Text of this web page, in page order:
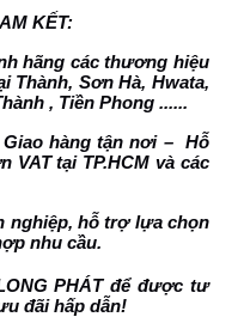
KẾT:
hãng các thương hiệu
Thành, Sơn Hà, Hwata,
, Tiền Phong ......
hàng tận nơi – Hỗ
VAT tại TP.HCM và các
nghiệp, hỗ trợ lựa chọn
nhu cầu.
PHÁT để được tư
đãi hấp dẫn!